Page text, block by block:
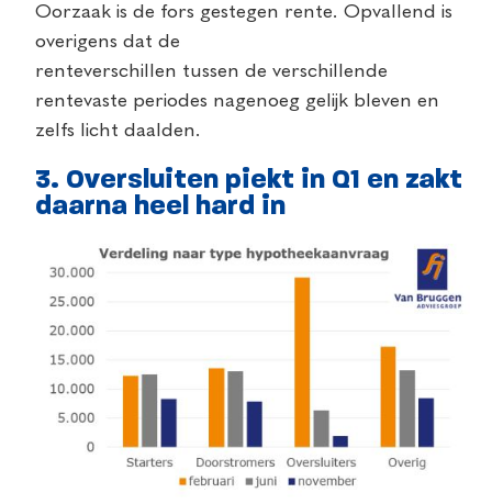
Oorzaak is de fors gestegen rente. Opvallend is
overigens dat de
renteverschillen tussen de verschillende
rentevaste periodes nagenoeg gelijk bleven en
zelfs licht daalden.
3. Oversluiten piekt in Q1 en zakt
daarna heel hard in